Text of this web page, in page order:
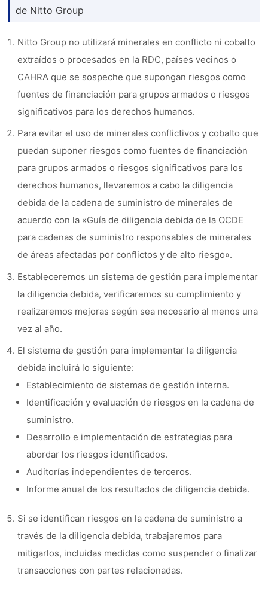
de Nitto Group
Nitto Group no utilizará minerales en conflicto ni cobalto
extraídos o procesados en la RDC, países vecinos o
CAHRA que se sospeche que supongan riesgos como
fuentes de financiación para grupos armados o riesgos
significativos para los derechos humanos.
Para evitar el uso de minerales conflictivos y cobalto que
puedan suponer riesgos como fuentes de financiación
para grupos armados o riesgos significativos para los
derechos humanos, llevaremos a cabo la diligencia
debida de la cadena de suministro de minerales de
acuerdo con la «Guía de diligencia debida de la OCDE
para cadenas de suministro responsables de minerales
de áreas afectadas por conflictos y de alto riesgo».
Estableceremos un sistema de gestión para implementar
la diligencia debida, verificaremos su cumplimiento y
realizaremos mejoras según sea necesario al menos una
vez al año.
El sistema de gestión para implementar la diligencia
debida incluirá lo siguiente:
Establecimiento de sistemas de gestión interna.
Identificación y evaluación de riesgos en la cadena de
suministro.
Desarrollo e implementación de estrategias para
abordar los riesgos identificados.
Auditorías independientes de terceros.
Informe anual de los resultados de diligencia debida.
Si se identifican riesgos en la cadena de suministro a
través de la diligencia debida, trabajaremos para
mitigarlos, incluidas medidas como suspender o finalizar
transacciones con partes relacionadas.